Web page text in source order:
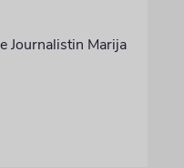
Journalistin Marija